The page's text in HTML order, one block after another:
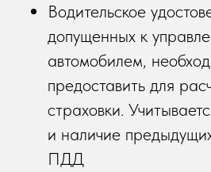
Водительское
допущенных к
автомобилем,
предоставить для
страховки.
и наличие
ПДД